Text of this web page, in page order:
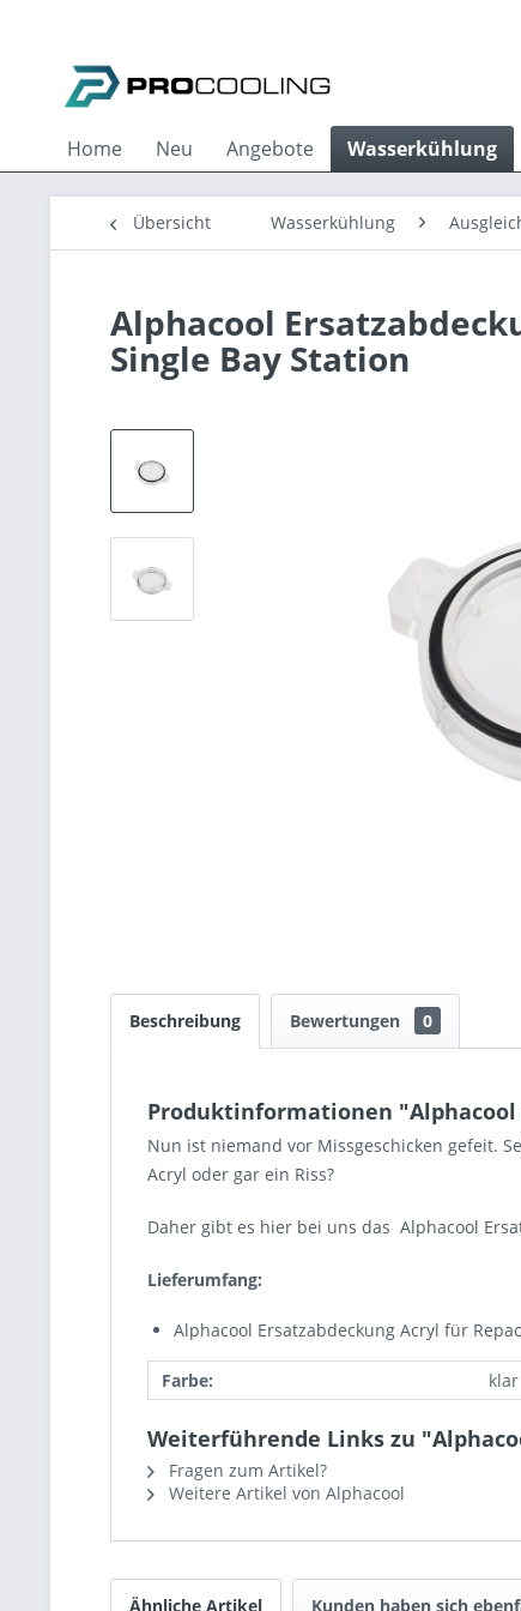
Home Neu Angebote Wasserkühlung
Übersicht Wasserkühlung
Alphacool
Single Bay Station
Beschreibung Bewertungen 0
Produktinformationen "Alphacool
Nun ist niemand vor Missgeschicken gefeit.
Acryl oder gar ein Riss?
Daher gibt es hier bei uns das Alphacool
Lieferumfang:
Alphacool Ersatzabdeckung Acryl für
Farbe: klar
Weiterführende Links zu
Fragen zum Artikel?
Weitere Artikel von Alphacool
Ähnliche Artikel Kunden haben sich